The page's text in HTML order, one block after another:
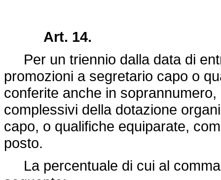
Art. 14.
Per un triennio dalla data di
promozioni a segretario capo o
conferite anche in
complessivi della dotazione
capo, o qualifiche equiparate,
posto.
La percentuale di cui al